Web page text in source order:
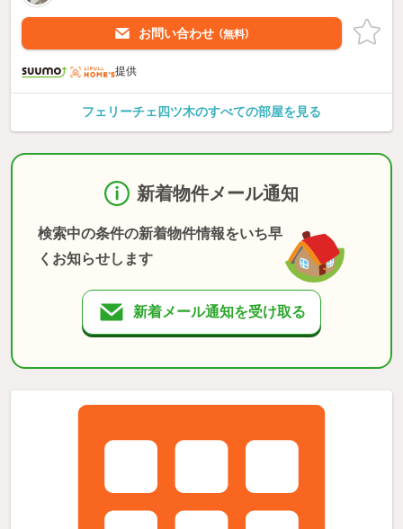
お問い合わせ （無料）
提供
フェリーチェ四ツ木のすべての部屋を見る
新着物件メール通知
検索中の条件の新着物件情報をいち早
くお知らせします
新着メール通知を受け取る